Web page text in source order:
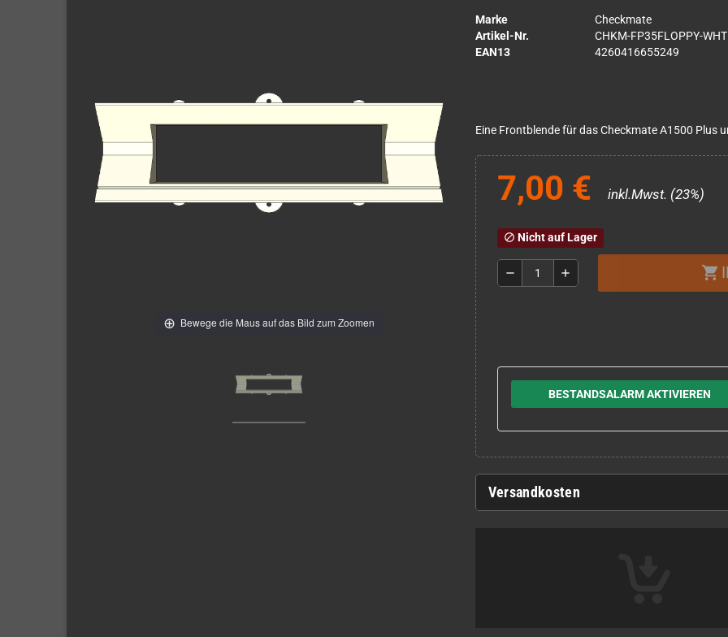
Bewege die Maus auf das Bild zum Zoomen
Marke
Checkmate
Artikel-Nr.
CHKM-FP35FLOPPY-WHT
EAN13
4260416655249
Eine Frontblende für das Checkmate A1500 Plus
7,00 € inkl.Mwst. (23%)
block Nicht auf Lager
remove add shopping_cart
BESTANDSALARM AKTIVIEREN
Versandkosten